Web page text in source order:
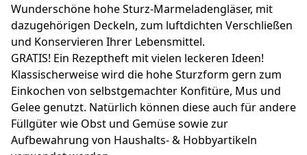
Wunderschöne hohe Sturz-Marmeladengläser, mit
dazugehörigen Deckeln, zum luftdichten Verschließen
und Konservieren Ihrer Lebensmittel.
GRATIS! Ein Rezeptheft mit vielen leckeren Ideen!
Klassischerweise wird die hohe Sturzform gern zum
Einkochen von selbstgemachter Konfitüre, Mus und
Gelee genutzt. Natürlich können diese auch für andere
Füllgüter wie Obst und Gemüse sowie zur
Aufbewahrung von Haushalts- & Hobbyartikeln